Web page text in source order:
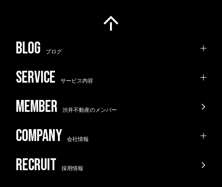
ブログ
サービス内容
渋井不動産のメンバー
会社情報
採用情報